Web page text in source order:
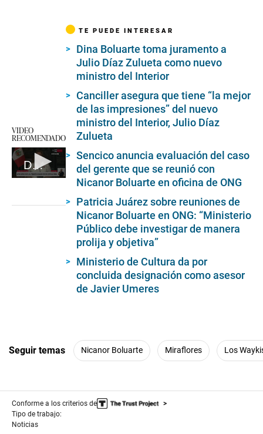
VIDEO
RECOMENDADO
Discurso de Dina Boluarte
TE PUEDE INTERESAR
Dina Boluarte toma juramento a
Julio Díaz Zulueta como nuevo
ministro del Interior
Canciller asegura que tiene “la mejor
de las impresiones” del nuevo
ministro del Interior, Julio Díaz
Zulueta
Sencico anuncia evaluación del caso
del gerente que se reunió con
Nicanor Boluarte en oficina de ONG
Patricia Juárez sobre reuniones de
Nicanor Boluarte en ONG: “Ministerio
Público debe investigar de manera
prolija y objetiva”
Ministerio de Cultura da por
concluida designación como asesor
de Javier Umeres
Seguir temas Nicanor Boluarte Miraflores Los
Conforme a los criterios de
Tipo de trabajo:
Noticias